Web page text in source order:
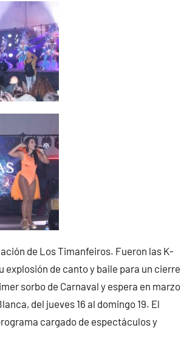
de Los Timanfeiros. Fueron las K-
explosión de canto y baile para un cierre
sorbo de Carnaval y espera en marzo
del jueves 16 al domingo 19. El
cargado de espectáculos y